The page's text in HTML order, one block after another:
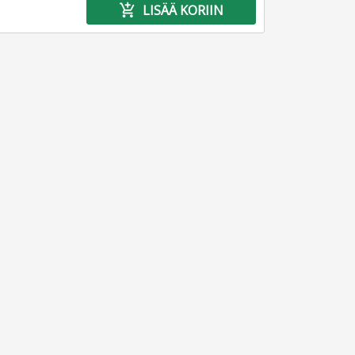
add_shopping_cart LISÄÄ KORIIN